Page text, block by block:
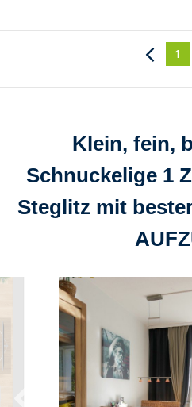
1
Klein, fein,
Schnuckelige 1
Steglitz mit